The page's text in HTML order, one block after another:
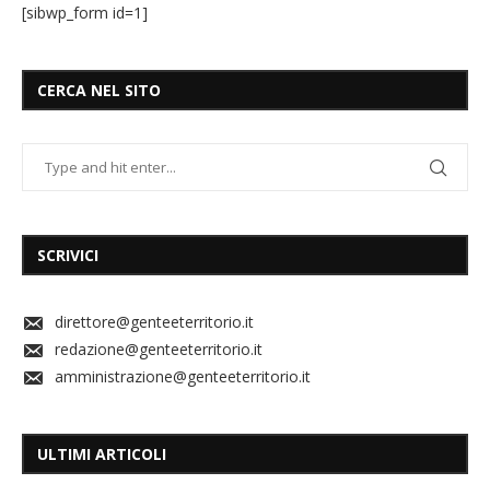
[sibwp_form id=1]
CERCA NEL SITO
SCRIVICI
direttore@genteeterritorio.it
redazione@genteeterritorio.it
amministrazione@genteeterritorio.it
ULTIMI ARTICOLI